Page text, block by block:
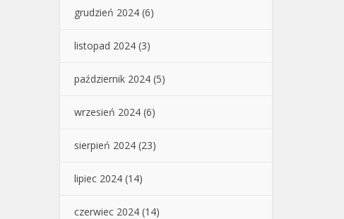
grudzień 2024 (6)
listopad 2024 (3)
październik 2024 (5)
wrzesień 2024 (6)
sierpień 2024 (23)
lipiec 2024 (14)
czerwiec 2024 (14)